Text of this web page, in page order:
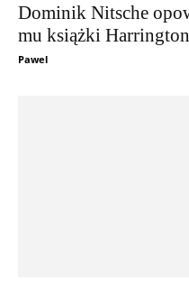
Dominik Nitsche
mu książki
Pawel